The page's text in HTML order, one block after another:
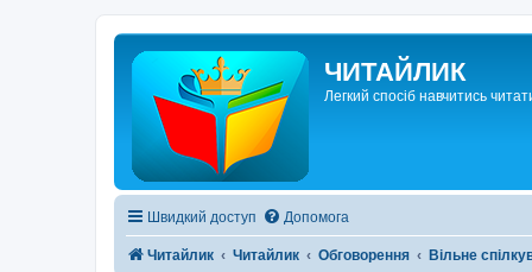
ЧИТАЙЛИК
Легкий спосіб навчитись
Швидкий доступ Допомога
Читайлик Читайлик Обговорення Вільне